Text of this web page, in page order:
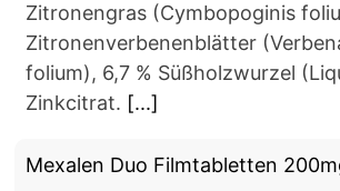
Zitronengras (Cymbopoginis
Zitronenverbenenblätter
folium), 6,7 % Süßholzwurzel
Zinkcitrat. [...]
Mexalen Duo Filmtabletten